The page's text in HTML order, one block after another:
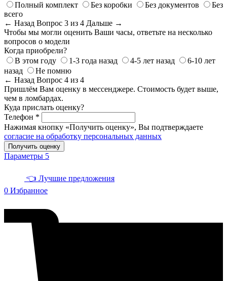
Полный комплект
Без коробки Без документов
Без
всего
← Назад Вопрос 3 из 4 Дальше →
Чтобы мы могли оценить Ваши часы, ответьте на несколько
вопросов о модели
Когда приобрели?
В этом году
1-3 года назад 4-5 лет назад
6-10 лет
назад
Не помню
← Назад Вопрос 4 из 4
Пришлём Вам оценку в мессенджере. Стоимость будет выше,
чем в ломбардах.
Куда прислать оценку?
Телефон *
Нажимая кнопку «Получить оценку», Вы подтверждаете
согласие на обработку персональных данных
Получить оценку
Параметры 5
👈 Лучшие предложения
0 Избранное